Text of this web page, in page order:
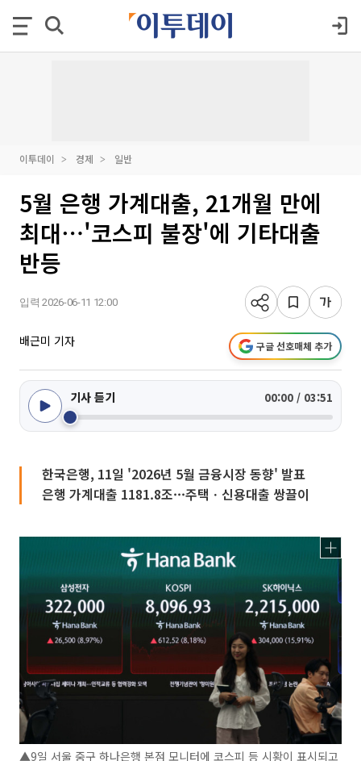
이투데이 경제 일반
5월 은행 가계대출, 21개월 만에
최대⋯'코스피 불장'에 기타대출
반등
입력 2026-06-11 12:00
배근미 기자 구글 선호매체 추가
기사 듣기 00:00 / 03:51
한국은행, 11일 '2026년 5월 금융시장 동향' 발표
은행 가계대출 1181.8조···주택ㆍ신용대출 쌍끌이
▲9일 서울 중구 하나은행 본점 모니터에 코스피 등 시황이 표시되고